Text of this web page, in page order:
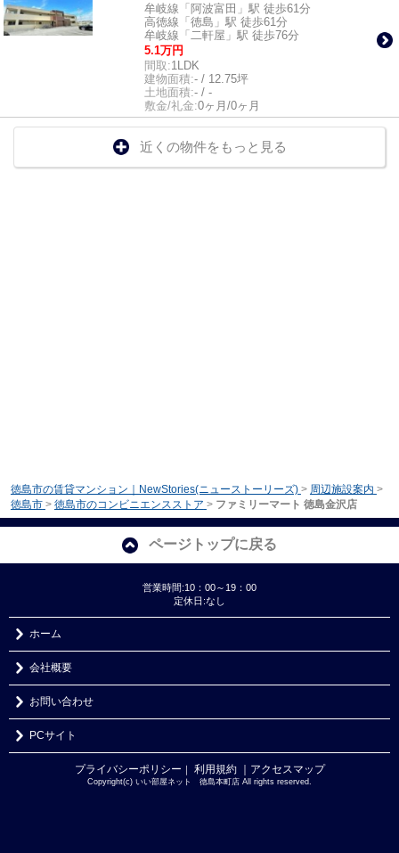
牟岐線「阿波富田」駅 徒歩61分
高徳線「徳島」駅 徒歩61分
牟岐線「二軒屋」駅 徒歩76分
5.1万円
間取:1LDK
建物面積:- / 12.75坪
土地面積:- / -
敷金/礼金:0ヶ月/0ヶ月
近くの物件をもっと見る
徳島市の賃貸マンション｜NewStories(ニューストーリーズ) > 周辺施設案内 >
徳島市 > 徳島市のコンビニエンスストア > ファミリーマート 徳島金沢店
ページトップに戻る
営業時間:10：00～19：00
定休日:なし
ホーム
会社概要
お問い合わせ
PCサイト
プライバシーポリシー ｜ 利用規約 ｜アクセスマップ
Copyright(c) いい部屋ネット 徳島本町店 All rights reserved.